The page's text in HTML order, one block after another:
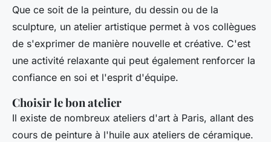
Que ce soit de la peinture, du dessin ou de la
sculpture, un atelier artistique permet à vos collègues
de s'exprimer de manière nouvelle et créative. C'est
une activité relaxante qui peut également renforcer la
confiance en soi et l'esprit d'équipe.
Choisir le bon atelier
Il existe de nombreux ateliers d'art à Paris, allant des
cours de peinture à l'huile aux ateliers de céramique.